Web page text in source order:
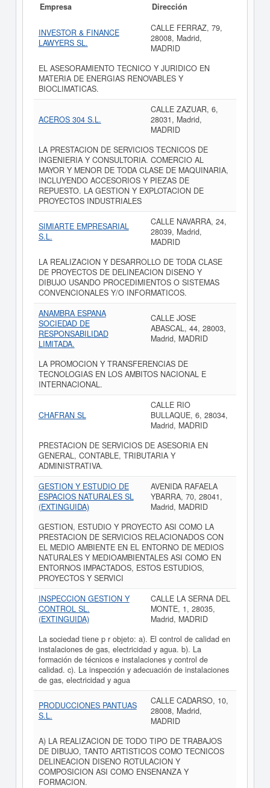
Empresa Dirección
INVESTOR & FINANCE
LAWYERS SL.
CALLE FERRAZ, 79,
28008, Madrid,
MADRID
EL ASESORAMIENTO TECNICO Y JURIDICO EN
MATERIA DE ENERGIAS RENOVABLES Y
BIOCLIMATICAS.
ACEROS 304 S.L.
CALLE ZAZUAR, 6,
28031, Madrid,
MADRID
LA PRESTACION DE SERVICIOS TECNICOS DE
INGENIERIA Y CONSULTORIA. COMERCIO AL
MAYOR Y MENOR DE TODA CLASE DE MAQUINARIA,
INCLUYENDO ACCESORIOS Y PIEZAS DE
REPUESTO. LA GESTION Y EXPLOTACION DE
PROYECTOS INDUSTRIALES
SIMIARTE EMPRESARIAL
S.L.
CALLE NAVARRA, 24,
28039, Madrid,
MADRID
LA REALIZACION Y DESARROLLO DE TODA CLASE
DE PROYECTOS DE DELINEACION DISENO Y
DIBUJO USANDO PROCEDIMIENTOS O SISTEMAS
CONVENCIONALES Y/O INFORMATICOS.
ANAMBRA ESPANA
SOCIEDAD DE
RESPONSABILIDAD
LIMITADA.
CALLE JOSE
ABASCAL, 44, 28003,
Madrid, MADRID
LA PROMOCION Y TRANSFERENCIAS DE
TECNOLOGIAS EN LOS AMBITOS NACIONAL E
INTERNACIONAL.
CHAFRAN SL
CALLE RIO
BULLAQUE, 6, 28034,
Madrid, MADRID
PRESTACION DE SERVICIOS DE ASESORIA EN
GENERAL, CONTABLE, TRIBUTARIA Y
ADMINISTRATIVA.
GESTION Y ESTUDIO DE
ESPACIOS NATURALES SL
(EXTINGUIDA)
AVENIDA RAFAELA
YBARRA, 70, 28041,
Madrid, MADRID
GESTION, ESTUDIO Y PROYECTO ASI COMO LA
PRESTACION DE SERVICIOS RELACIONADOS CON
EL MEDIO AMBIENTE EN EL ENTORNO DE MEDIOS
NATURALES Y MEDIOAMBIENTALES ASI COMO EN
ENTORNOS IMPACTADOS, ESTOS ESTUDIOS,
PROYECTOS Y SERVICI
INSPECCION GESTION Y
CONTROL SL.
(EXTINGUIDA)
CALLE LA SERNA DEL
MONTE, 1, 28035,
Madrid, MADRID
La sociedad tiene p r objeto: a). El control de calidad en
instalaciones de gas, electricidad y agua. b). La
formación de técnicos e instalaciones y control de
calidad. c). La inspección y adecuación de instalaciones
de gas, electricidad y agua
PRODUCCIONES PANTUAS
S.L.
CALLE CADARSO, 10,
28008, Madrid,
MADRID
A) LA REALIZACION DE TODO TIPO DE TRABAJOS
DE DIBUJO, TANTO ARTISTICOS COMO TECNICOS
DELINEACION DISENO ROTULACION Y
COMPOSICION ASI COMO ENSENANZA Y
FORMACION.